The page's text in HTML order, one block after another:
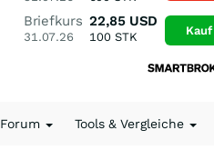
Briefkurs
31.07.26
22,85 USD
100STK Kauf
Forum Tools & Vergleiche